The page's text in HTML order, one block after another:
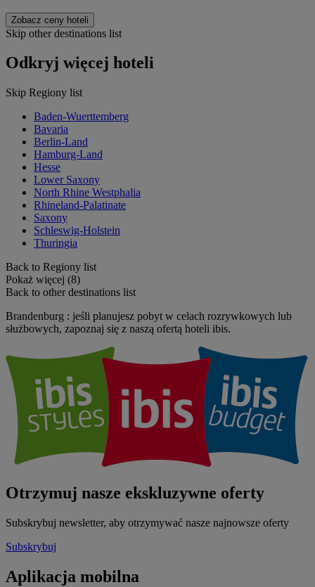
Zobacz ceny hoteli
Skip other destinations list
Odkryj więcej hoteli
Skip Regiony list
Baden-Wuerttemberg
Bavaria
Berlin-Land
Hamburg-Land
Hesse
Lower Saxony
North Rhine Westphalia
Rhineland-Palatinate
Saxony
Schleswig-Holstein
Thuringia
Back to Regiony list
Pokaż więcej (8)
Back to other destinations list
Brandenburg : jeśli planujesz pobyt w celach rozrywkowych lub
służbowych, zapoznaj się z naszą ofertą hoteli ibis.
Otrzymuj nasze ekskluzywne oferty
Subskrybuj newsletter, aby otrzymywać nasze najnowsze oferty
Subskrybuj
Aplikacja mobilna